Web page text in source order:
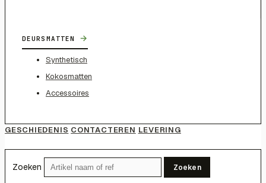
DEURSMATTEN →
Synthetisch
Kokosmatten
Accessoires
GESCHIEDENIS CONTACTEREN LEVERING
Zoeken Zoeken